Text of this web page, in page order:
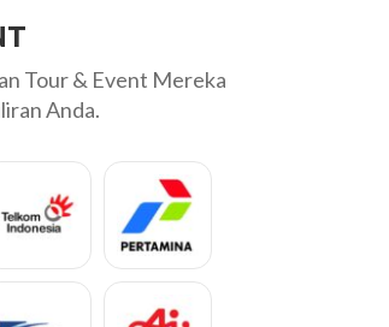
LABUAN BAJO ..
fasilitas
Tour & Event Mereka
Anda.